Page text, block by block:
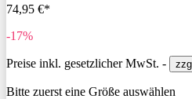
74,95 €*
-17%
Preise inkl. gesetzlicher MwSt. -
Bitte zuerst eine Größe auswählen